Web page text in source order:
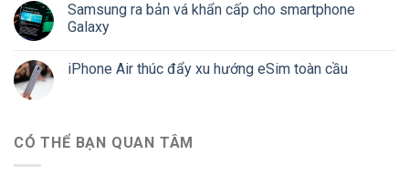
Samsung ra bản vá khẩn cấp cho smartphone
Galaxy
iPhone Air thúc đẩy xu hướng eSim toàn cầu
CÓ THỂ BẠN QUAN TÂM